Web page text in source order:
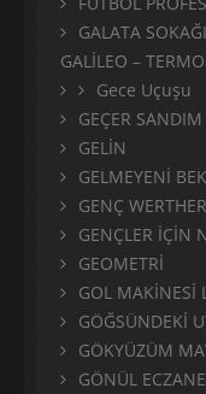
GALATA SOKAĞI
GALİLEO –
Gece Uçuşu
GEÇER SANDIM
GELİN
GELMEYENİ
GENÇ
GENÇLER İÇİN
GEOMETRİ
GOL MAKİNESİ
GÖĞSÜNDEKİ
GÖKYÜZÜM
GÖNÜL